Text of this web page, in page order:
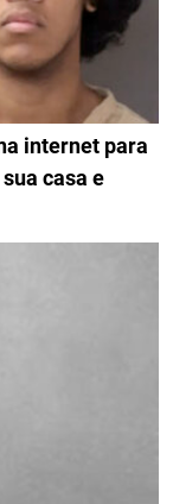
internet para
casa e